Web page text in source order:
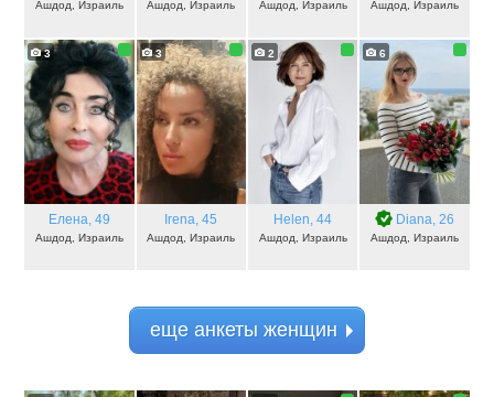
Ашдод, Израиль Ашдод, Израиль Ашдод, Израиль Ашдод, Израиль
3
Елена, 49
Ашдод, Израиль
3
Irena, 45
Ашдод, Израиль
2
Helen, 44
Ашдод, Израиль
6
Diana, 26
Ашдод, Израиль
еще анкеты женщин